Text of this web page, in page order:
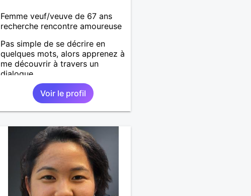
Femme veuf/veuve de 67 ans
recherche rencontre amoureuse
Pas simple de se décrire en
quelques mots, alors apprenez à
me découvrir à travers un
dialogue.
Voir le profil